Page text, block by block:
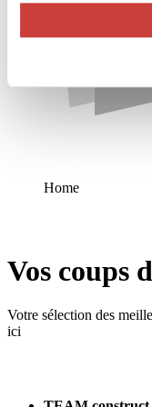
Home
Vos coups
Votre sélection des
ici